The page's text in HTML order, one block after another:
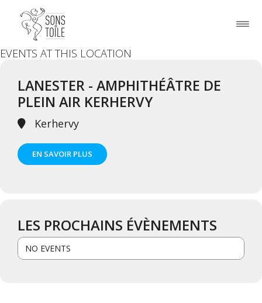
EVENTS AT THIS LOCATION
LANESTER - AMPHITHÉÂTRE DE
PLEIN AIR KERHERVY
Kerhervy
EN SAVOIR PLUS
LES PROCHAINS ÉVÈNEMENTS
NO EVENTS